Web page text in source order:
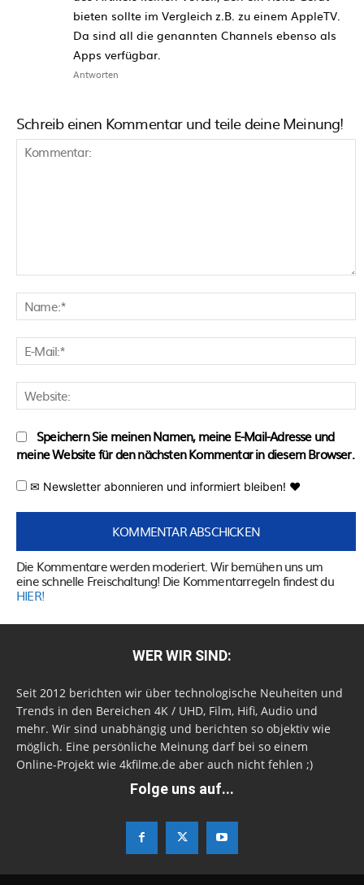
bieten sollte im Vergleich z.B. zu einem AppleTV.
Da sind all die genannten Channels ebenso als
Apps verfügbar.
Antworten
Schreib einen Kommentar und teile deine Meinung!
Speichern Sie meinen Namen, meine E-Mail-Adresse und
meine Website für den nächsten Kommentar in diesem Browser.
✉ Newsletter abonnieren und informiert bleiben! ♥
Die Kommentare werden moderiert. Wir bemühen uns um
eine schnelle Freischaltung! Die Kommentarregeln findest du
HIER!
WER WIR SIND:
Seit 2012 berichten wir über technologische Neuheiten und
Trends in den Bereichen 4K / UHD, Film, Hifi, Audio und
mehr. Wir sind unabhängig und berichten so objektiv wie
möglich. Eine persönliche Meinung darf bei so einem
Online-Projekt wie 4kfilme.de aber auch nicht fehlen ;)
Folge uns auf...